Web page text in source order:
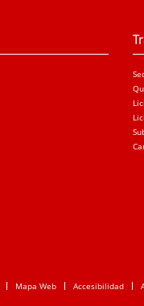
Mapa Web Accesibilidad